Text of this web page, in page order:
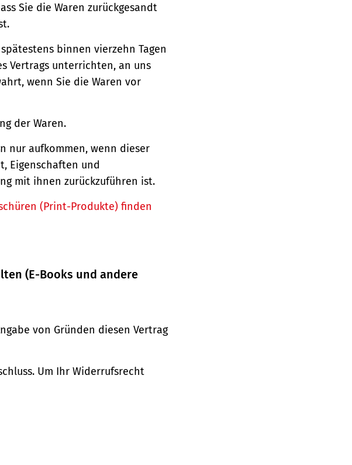
Sie die Waren zurückgesandt
binnen vierzehn Tagen
Vertrags unterrichten, an uns
wenn Sie die Waren vor
der Waren.
nur aufkommen, wenn dieser
Eigenschaften und
mit ihnen zurückzuführen ist.
(Print-Produkte) finden
(E-Books und andere
von Gründen diesen Vertrag
Um Ihr Widerrufsrecht